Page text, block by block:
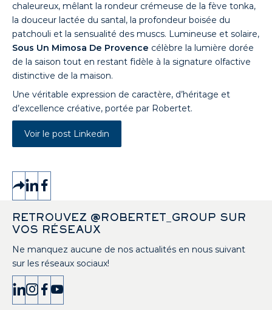
chaleureux, mêlant la rondeur crémeuse de la fève tonka,
la douceur lactée du santal, la profondeur boisée du
patchouli et la sensualité des muscs. Lumineuse et solaire,
Sous Un Mimosa De Provence célèbre la lumière dorée
de la saison tout en restant fidèle à la signature olfactive
distinctive de la maison.
Une véritable expression de caractère, d’héritage et
d’excellence créative, portée par Robertet.
Voir le post Linkedin
RETROUVEZ @ROBERTET_GROUP SUR
VOS RÉSEAUX
Ne manquez aucune de nos actualités en nous suivant
sur les réseaux sociaux!